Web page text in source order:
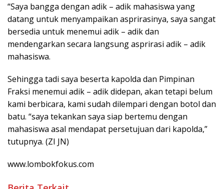
“Saya bangga dengan adik – adik mahasiswa yang
datang untuk menyampaikan asprirasinya, saya sangat
bersedia untuk menemui adik – adik dan
mendengarkan secara langsung asprirasi adik – adik
mahasiswa.
Sehingga tadi saya beserta kapolda dan Pimpinan
Fraksi menemui adik – adik didepan, akan tetapi belum
kami berbicara, kami sudah dilempari dengan botol dan
batu. “saya tekankan saya siap bertemu dengan
mahasiswa asal mendapat persetujuan dari kapolda,”
tutupnya. (ZI JN)
www.lombokfokus.com